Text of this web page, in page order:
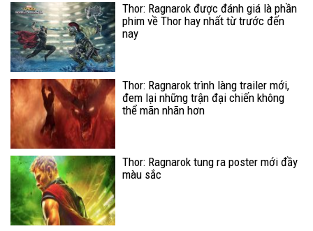
Thor: Ragnarok được đánh giá là phần
phim về Thor hay nhất từ trước đến
nay
Thor: Ragnarok trình làng trailer mới,
đem lại những trận đại chiến không
thể mãn nhãn hơn
Thor: Ragnarok tung ra poster mới đầy
màu sắc